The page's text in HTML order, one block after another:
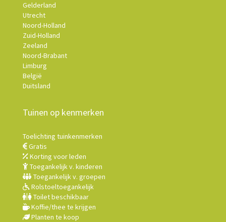
Gelderland
Utrecht
Noord-Holland
Zuid-Holland
Zeeland
Noord-Brabant
Limburg
België
Duitsland
Tuinen op kenmerken
Toelichting tuinkenmerken
Gratis
Korting voor leden
Toegankelijk v. kinderen
Toegankelijk v. groepen
Rolstoeltoegankelijk
Toilet beschikbaar
Koffie/thee te krijgen
Planten te koop